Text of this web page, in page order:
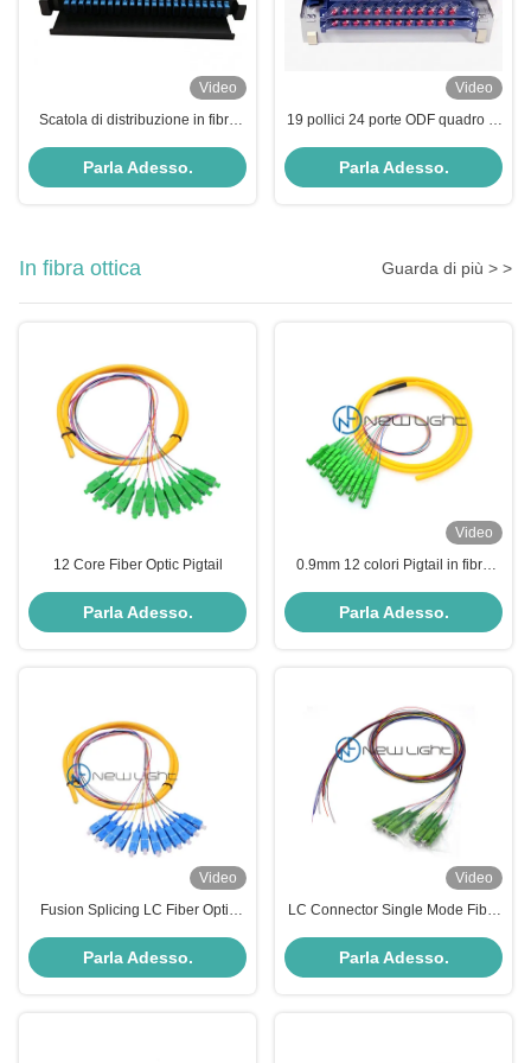
Video
Scatola di distribuzione in fibra
cavo e telaio di distribuzione in
Parla Adesso.
Video
19 pollici 24 porte ODF quadro di
patch panel per applicazioni
Parla Adesso.
In fibra ottica Guarda di più > >
12 Core Fiber Optic Pigtail
Parla Adesso.
Video
0.9mm 12 colori Pigtail in fibra
FC ST per trasmissione dati ad
alta velocità
Parla Adesso.
Video
Fusion Splicing LC Fiber Optic
Singlemode per reti ad alta
velocità
Parla Adesso.
Video
LC Connector Single Mode Fibra
perdita di inserimento
Parla Adesso.